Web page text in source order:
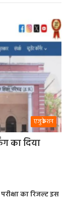
एजुकेशन
का दिया
का रिजल्ट इस